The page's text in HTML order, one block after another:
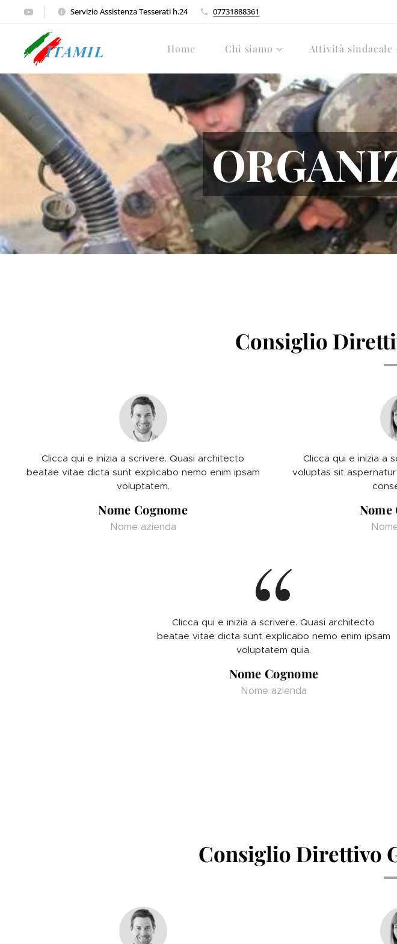
Servizio Assistenza Tesserati h.24 07731888361
Home Chi siamo Attività
Consiglio
Clicca qui e inizia a scrivere. Quasi architecto
beatae vitae dicta sunt explicabo nemo enim ipsam
voluptatem.
Nome Cognome
Nome azienda
Clicca qui e inizia a
voluptas sit
Nome
Clicca qui e inizia a scrivere. Quasi architecto
beatae vitae dicta sunt explicabo nemo enim ipsam
voluptatem quia.
Nome Cognome
Nome azienda
Consiglio Direttivo